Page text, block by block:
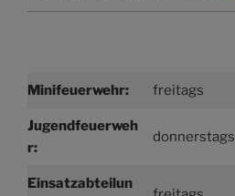
Minifeuerwehr: freitags
Jugendfeuerweh
r:
donnerstags
Einsatzabteilun